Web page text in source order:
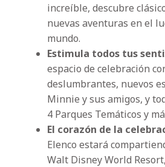
increíble, descubre
nuevas aventuras en el
mundo.
Estimula todos tus
espacio de celebración
deslumbrantes, nuevos
Minnie y sus amigos, y
4 Parques Temáticos y
El corazón de la
Elenco estará
Walt Disney World